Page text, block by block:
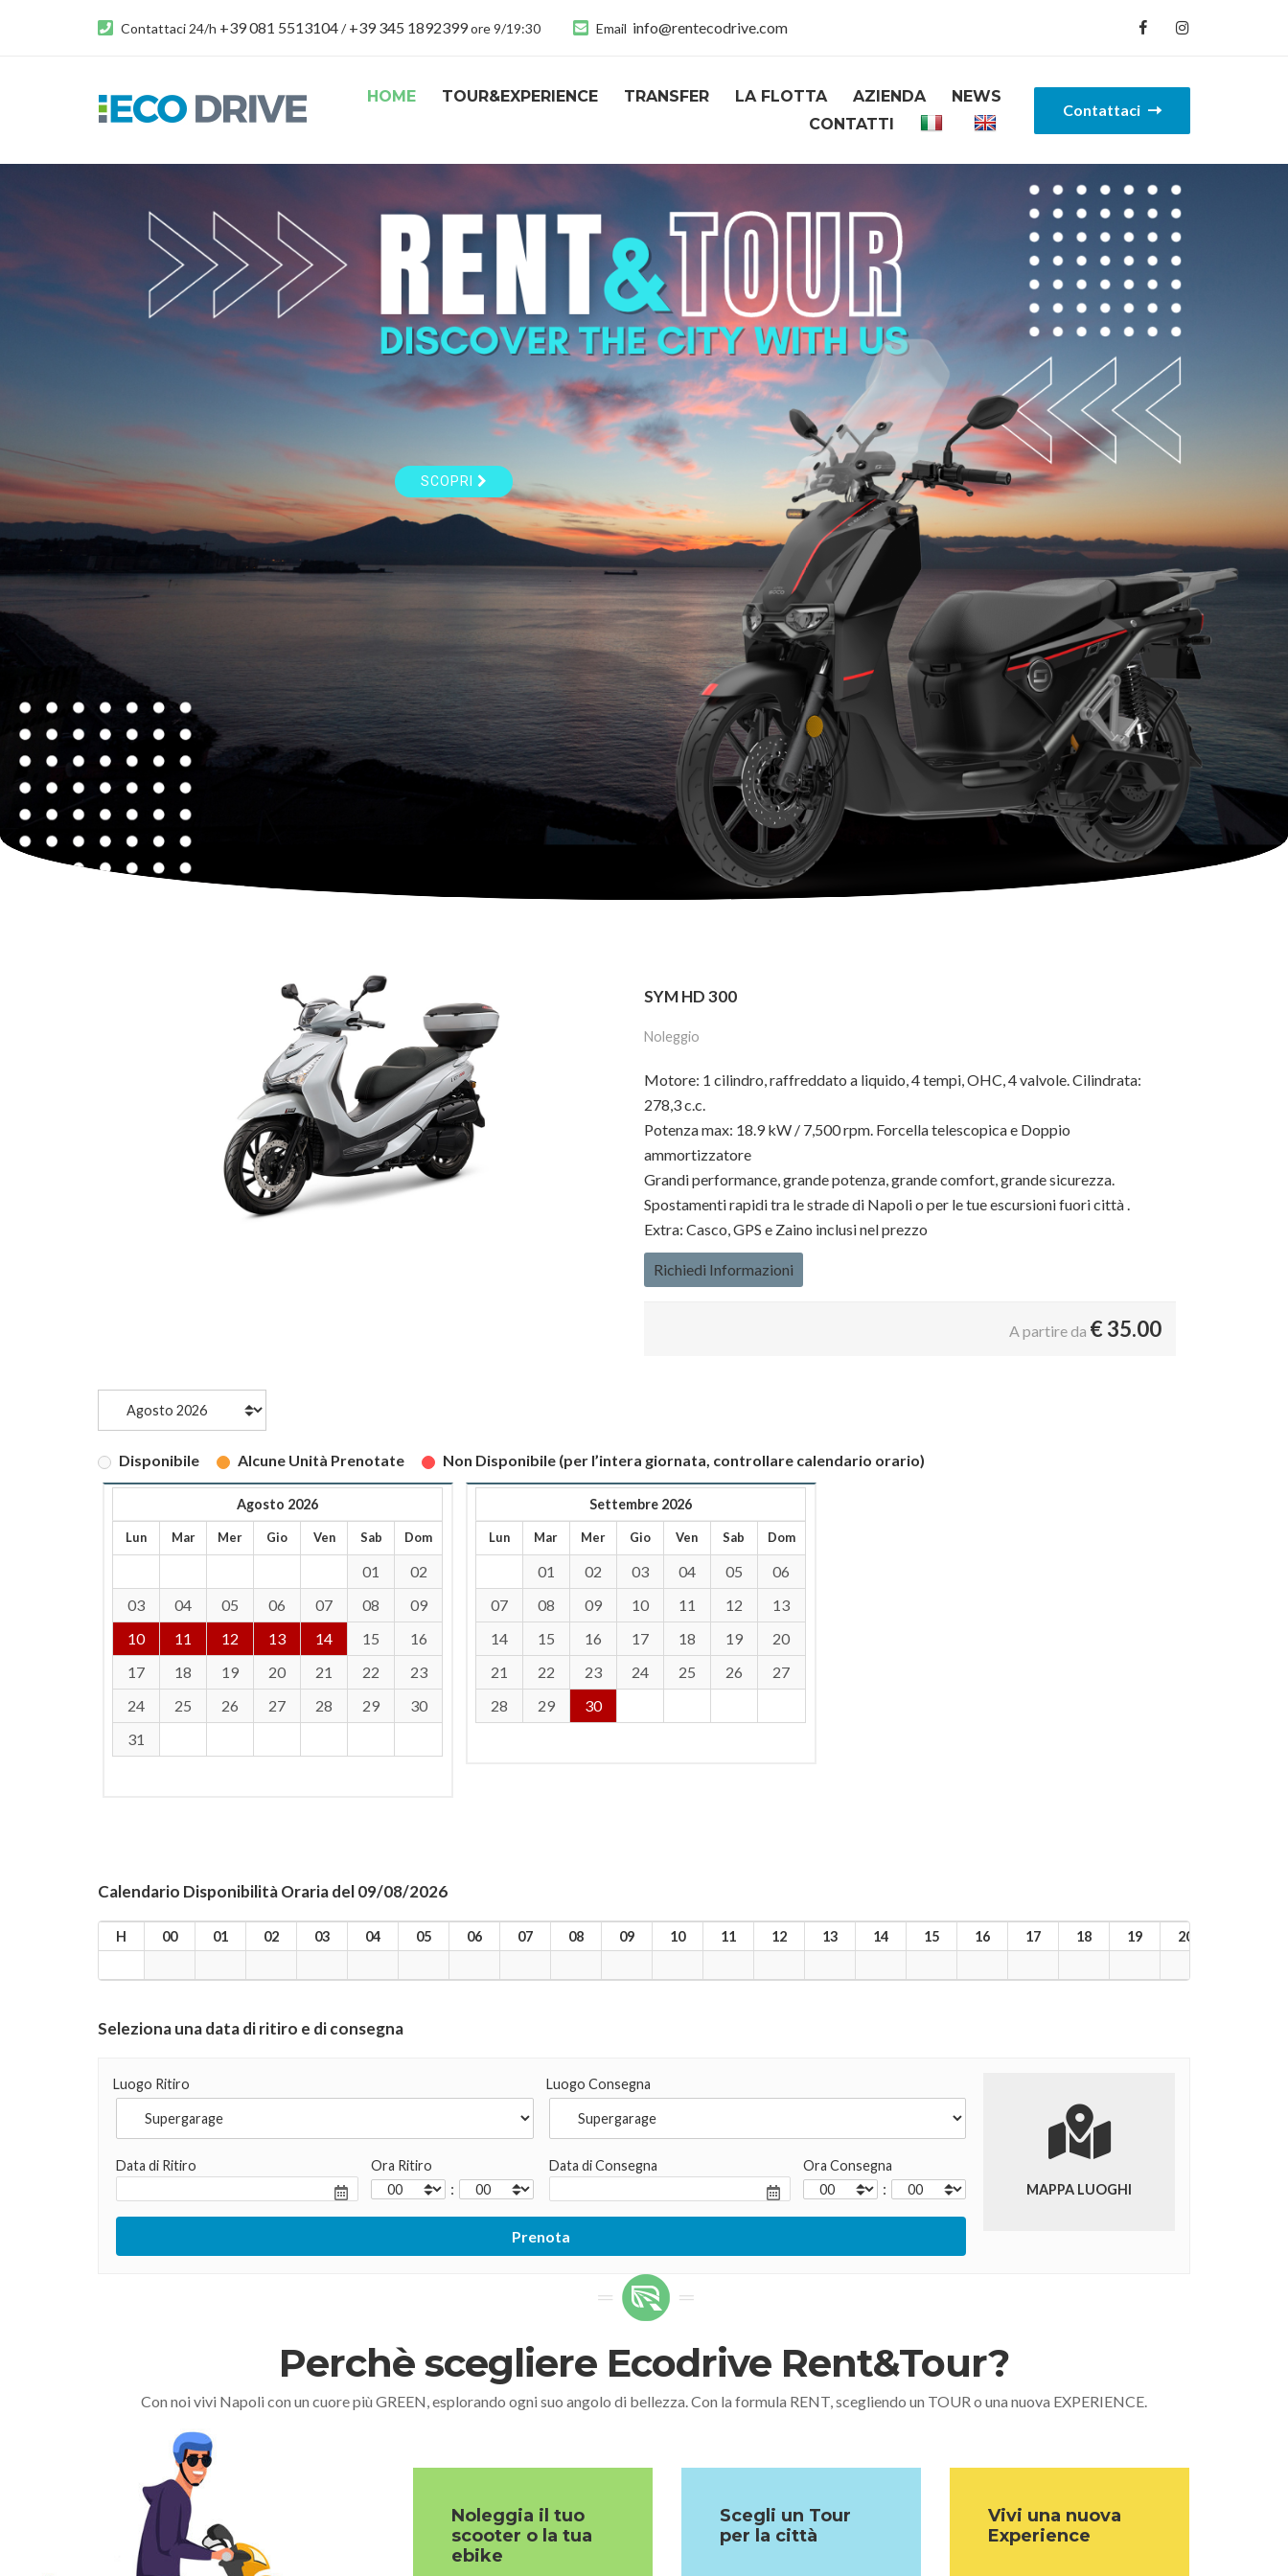
Contattaci 24/h +39 081 5513104/+39 345 1892399ore 9/19:30 Email info@rentecodrive.com
HOME TOUR&EXPERIENCE TRANSFER LA FLOTTA AZIENDA
NEWS
CONTATTI
Contattaci
SCOPRI
SYM HD 300
Noleggio
Motore: 1 cilindro, raffreddato a liquido, 4 tempi, OHC, 4 valvole. Cilindrata:
278,3 c.c.
Potenza max: 18.9 kW / 7,500 rpm. Forcella telescopica e Doppio
ammortizzatore
Grandi performance, grande potenza, grande comfort, grande sicurezza.
Spostamenti rapidi tra le strade di Napoli o per le tue escursioni fuori città .
Extra: Casco, GPS e Zaino inclusi nel prezzo
Richiedi Informazioni
A partire da €35.00
Disponibile Alcune Unità Prenotate Non Disponibile (per l’intera giornata, controllare calendario orario)
Agosto 2026
Lun Mar Mer Gio Ven Sab Dom
01
02
03
04 05 06 07 08
09
10
11 12 13 14 15
16
17
18 19 20 21 22
23
24
25 26 27 28 29
30
31
Settembre 2026
Lun Mar Mer Gio Ven Sab Dom
01 02 03 04 05
06
07
08 09 10 11 12
13
14
15 16 17 18 19
20
21
22 23 24 25 26
27
28
29 30
Calendario Disponibilità Oraria del 09/08/2026
H 00 01 02 03 04 05 06 07 08 09 10 11 12 13 14 15 16 17 18 19 20
Seleziona una data di ritiro e di consegna
Luogo Ritiro Luogo Consegna
Data di Ritiro Ora Ritiro
:
Data di Consegna Ora Consegna
: MAPPA LUOGHI
Perchè scegliere Ecodrive Rent&Tour?
Con noi vivi Napoli con un cuore più GREEN, esplorando ogni suo angolo di bellezza. Con la formula RENT, scegliendo un TOUR o una nuova EXPERIENCE.
Noleggia il tuo
scooter o la tua
ebike
Scegli un Tour
per la città
Vivi una nuova
Experience